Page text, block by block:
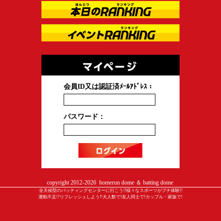
会員ID又は認証済ﾒｰﾙｱﾄﾞﾚｽ：
パスワード：
copyright 2012-2026 homerun dome ＆ batting dome
全天候型のバッティングセンターに行こう!!様々なスポーツがプチ体験!!
運動不足!?リフレッシュしよう!!大人数で!友人同士で!カップル・家族で!